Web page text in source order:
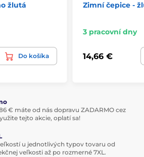
žlutá
Do košíka
Zimní čepice -
3 pracovní dny
14,66 €
€ máte od nás dopravu ZADARMO cez
tejto akcie, oplatí sa!
u jednotlivých typov tovaru od
veľkosti až po rozmerné 7XL.